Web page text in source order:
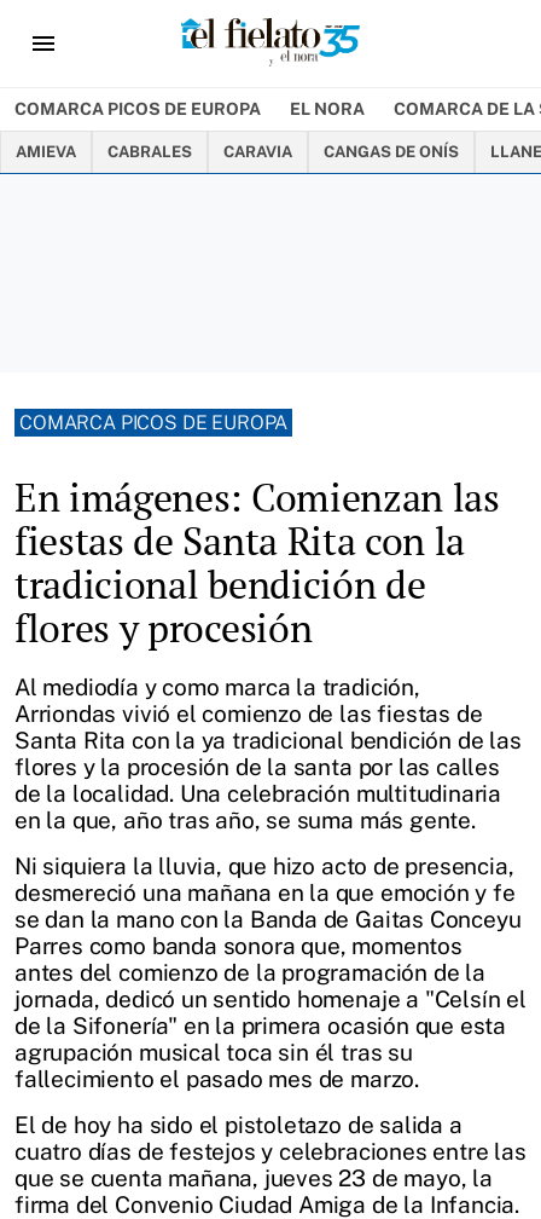
menu
COMARCA PICOS DE EUROPA EL NORA COMARCA DE LA
AMIEVA CABRALES CARAVIA CANGAS DE ONÍS
COMARCA PICOS DE EUROPA
En imágenes: Comienzan las
fiestas de Santa Rita con la
tradicional bendición de
flores y procesión
Al mediodía y como marca la tradición,
Arriondas vivió el comienzo de las fiestas de
Santa Rita con la ya tradicional bendición de las
flores y la procesión de la santa por las calles
de la localidad. Una celebración multitudinaria
en la que, año tras año, se suma más gente.
Ni siquiera la lluvia, que hizo acto de presencia,
desmereció una mañana en la que emoción y fe
se dan la mano con la Banda de Gaitas Conceyu
Parres como banda sonora que, momentos
antes del comienzo de la programación de la
jornada, dedicó un sentido homenaje a "Celsín el
de la Sifonería" en la primera ocasión que esta
agrupación musical toca sin él tras su
fallecimiento el pasado mes de marzo.
El de hoy ha sido el pistoletazo de salida a
cuatro días de festejos y celebraciones entre las
que se cuenta mañana, jueves 23 de mayo, la
firma del Convenio Ciudad Amiga de la Infancia.